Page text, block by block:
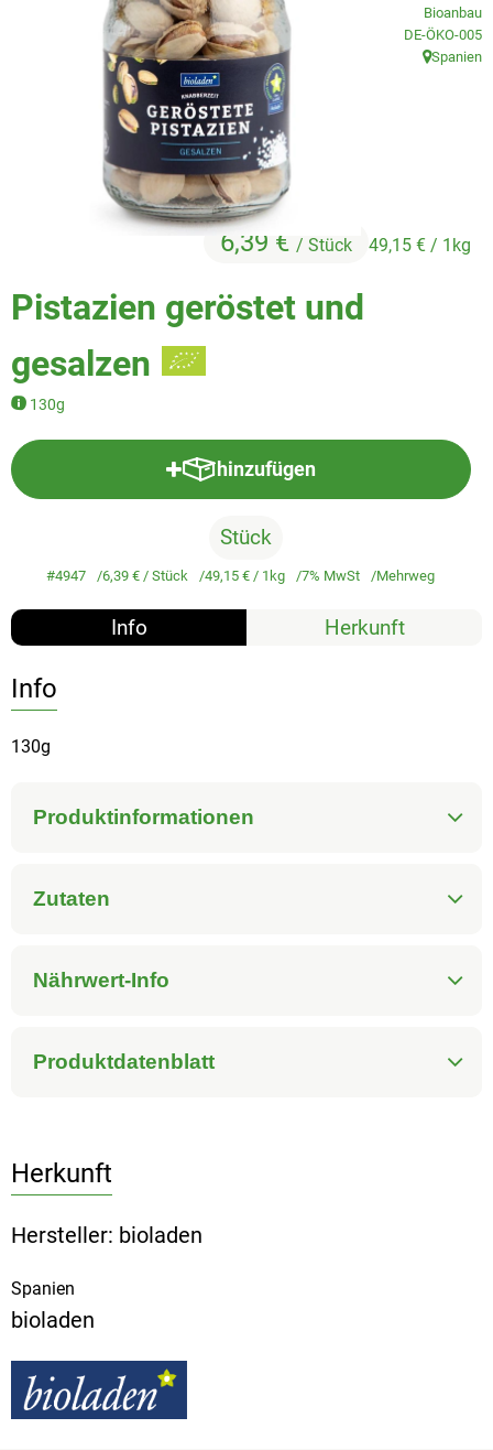
Veggie & Vegan
Backwaren
Trockensortiment
Getränke
Natur-Drogerie
Großgebinde
Über uns
Pistazien geröstet und
gesalzen
130g
6,39 € / Stück 49,15 € / 1kg
Bioanbau
, Kontrollstelle:
DE-ÖKO-005
, Herkunft:
Spanien
hinzufügen
Produkt zum Warenkorb
Stück
#4947 6,39 €/ Stück 49,15 €/ 1kg 7% MwSt Mehrweg
Info Herkunft
Info
130g
Produktinformationen
Zutaten
Nährwert-Info
Produktdatenblatt
Herkunft
Hersteller: bioladen
Spanien
bioladen